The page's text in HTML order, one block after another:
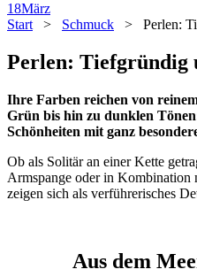
18März
Start > Schmuck > Perlen:
Perlen: Tiefgründig
Ihre Farben reichen von
Grün bis hin zu dunklen
Schönheiten mit ganz
Ob als Solitär an einer Kette
Armspange oder in Kombination
zeigen sich als verführerisches
Aus dem